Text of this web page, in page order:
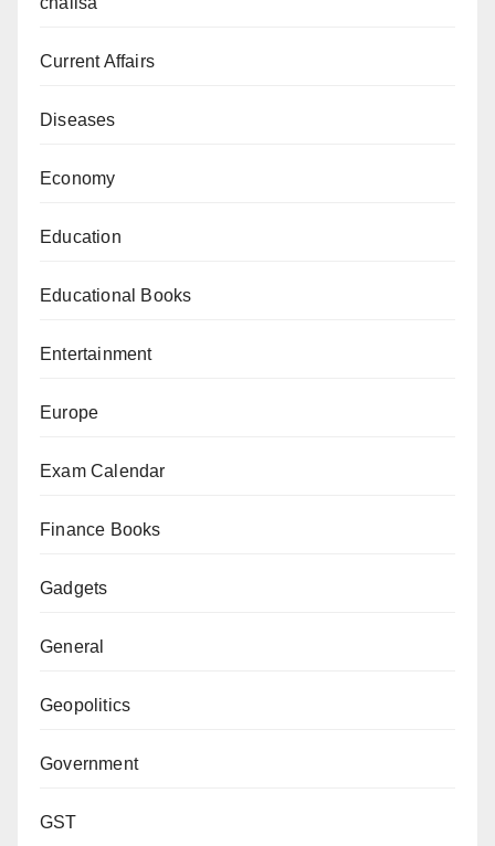
Current Affairs
Diseases
Economy
Education
Educational Books
Entertainment
Europe
Exam Calendar
Finance Books
Gadgets
General
Geopolitics
Government
GST